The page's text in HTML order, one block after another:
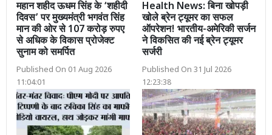
महान शहीद ऊधम सिंह के ‘शहीदी
दिवस’ पर मुख्यमंत्री भगवंत सिंह
मान की ओर से 107 करोड़ रुपए
से अधिक के विकास प्रोजेक्ट
सुनाम को समर्पित
Published On 01 Aug 2026
11:04:01
Health News: बिना खोपड़ी
खोले ब्रेन ट्यूमर का सफल
ऑपरेशन! भारतीय-अमेरिकी सर्जन
ने विकसित की नई ब्रेन ट्यूमर
सर्जरी
Published On 31 Jul 2026
12:23:38